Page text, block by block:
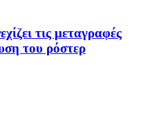
τις μεταγραφές
του ρόστερ